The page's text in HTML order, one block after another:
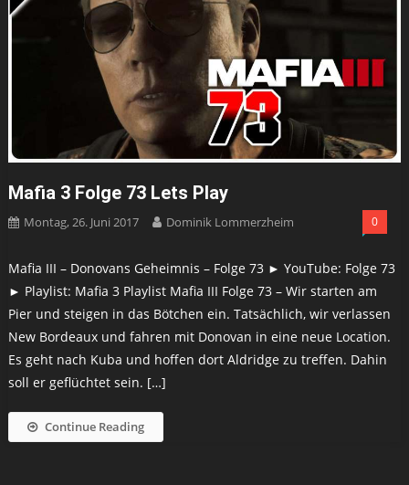
Mafia 3 Folge 73 Lets Play
Montag, 26. Juni 2017 Dominik Lommerzheim 0
Mafia III – Donovans Geheimnis – Folge 73 ► YouTube: Folge 73
► Playlist: Mafia 3 Playlist Mafia III Folge 73 – Wir starten am
Pier und steigen in das Bötchen ein. Tatsächlich, wir verlassen
New Bordeaux und fahren mit Donovan in eine neue Location.
Es geht nach Kuba und hoffen dort Aldridge zu treffen. Dahin
soll er geflüchtet sein. […]
Continue Reading